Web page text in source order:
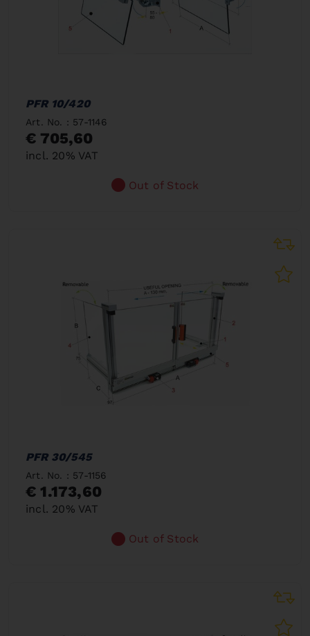
PFR 10/420
Art. No. : 57-1146
€ 705,60
incl. 20% VAT
Out of Stock
PFR 30/545
Art. No. : 57-1156
€ 1.173,60
incl. 20% VAT
Out of Stock